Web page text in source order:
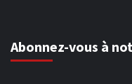
Abonnez-vous à